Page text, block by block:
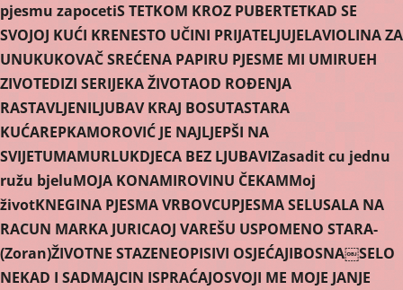
pjesmu zapocetiS TETKOM KROZ PUBERTETKAD SE
SVOJOJ KUĆI KRENESTO UČINI PRIJATELJUJELAVIOLINA ZA
UNUKUKOVAČ SREĆENA PAPIRU PJESME MI UMIRUEH
ZIVOTEDIZI SERIJEKA ŽIVOTAOD ROÐENJA
RASTAVLJENILJUBAV KRAJ BOSUTASTARA
KUĆAREPKAMOROVIĆ JE NAJLJEPŠI NA
SVIJETUMAMURLUKDJECA BEZ LJUBAVIZasadit cu jednu
ružu bjeluMOJA KONAMIROVINU ČEKAMMoj
životKNEGINA PJESMA VRBOVCUPJESMA SELUSALA NA
RACUN MARKA JURICAOJ VAREŠU USPOMENO STARA-
(Zoran)ŽIVOTNE STAZENEOPISIVI OSJEĆAJIBOSNA￼SELO
NEKAD I SADMAJCIN ISPRAĆAJOSVOJI ME MOJE JANJE